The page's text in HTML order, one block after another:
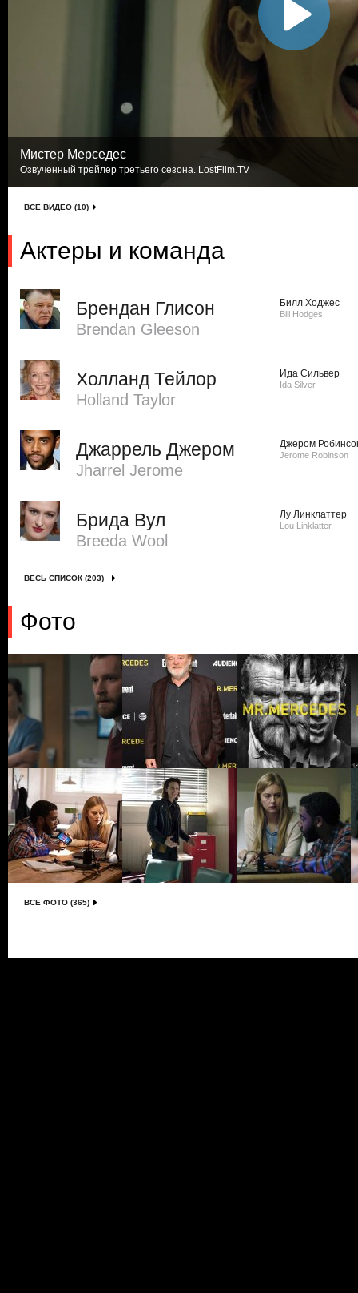
Мистер Мерседес
Озвученный трейлер третьего сезона. LostFilm.TV
ВСЕ ВИДЕО (10)
Актеры и команда
Брендан Глисон
Brendan Gleeson
Билл Ходжес
Bill Hodges
Холланд Тейлор
Holland Taylor
Ида Сильвер
Ida Silver
Джаррель Джером
Jharrel Jerome
Джером
Jerome Robinson
Брида Вул
Breeda Wool
Лу Линклаттер
Lou Linklatter
ВЕСЬ СПИСОК (203)
Фото
ВСЕ ФОТО (365)